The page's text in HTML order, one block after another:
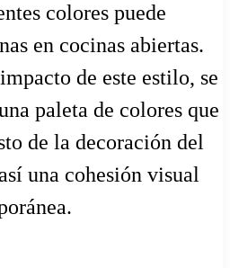
colores puede
en cocinas abiertas.
de este estilo, se
paleta de colores que
de la decoración del
una cohesión visual